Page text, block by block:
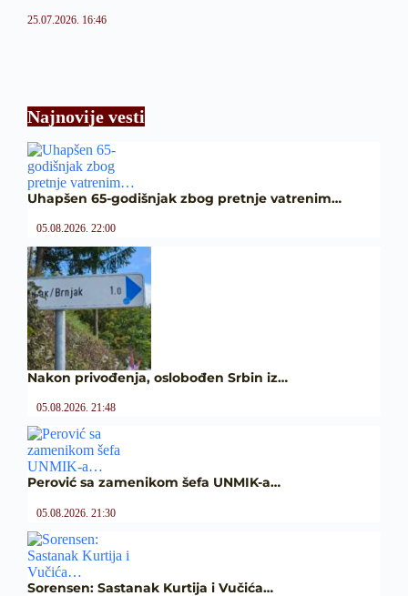
25.07.2026. 16:46
Najnovije vesti
Uhapšen 65-godišnjak zbog pretnje vatrenim…
05.08.2026. 22:00
Nakon privođenja, oslobođen Srbin iz…
05.08.2026. 21:48
Perović sa zamenikom šefa UNMIK-a…
05.08.2026. 21:30
Sorensen: Sastanak Kurtija i Vučića…